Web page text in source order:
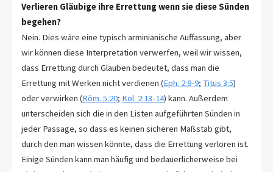
Verlieren Gläubige ihre Errettung wenn sie diese Sünden
begehen?
Nein. Dies wäre eine typisch arminianische Auffassung, aber
wir können diese Interpretation verwerfen, weil wir wissen,
dass Errettung durch Glauben bedeutet, dass man die
Errettung mit Werken nicht verdienen (Eph. 2:8-9; Titus 3:5)
oder verwirken (Röm. 5:20; Kol. 2:13-14) kann. Außerdem
unterscheiden sich die in den Listen aufgeführten Sünden in
jeder Passage, so dass es keinen sicheren Maßstab gibt,
durch den man wissen könnte, dass die Errettung verloren ist.
Einige Sünden kann man häufig und bedauerlicherweise bei